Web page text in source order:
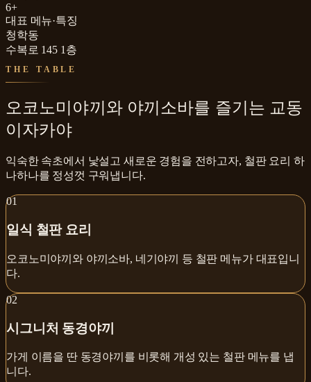
6+
대표 메뉴·특징
청학동
수복로 145 1층
THE TABLE
오코노미야끼와 야끼소바를 즐기는 교동
이자카야
익숙한 속초에서 낯설고 새로운 경험을 전하고자, 철판 요리 하
나하나를 정성껏 구워냅니다.
01
일식 철판 요리
오코노미야끼와 야끼소바, 네기야끼 등 철판 메뉴가 대표입니
다.
02
시그니처 동경야끼
가게 이름을 딴 동경야끼를 비롯해 개성 있는 철판 메뉴를 냅
니다.